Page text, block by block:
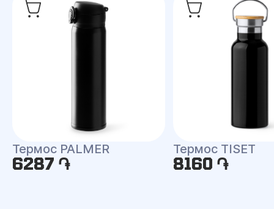
Термос PALMER
6287 ֏
Термос TISET
8160 ֏